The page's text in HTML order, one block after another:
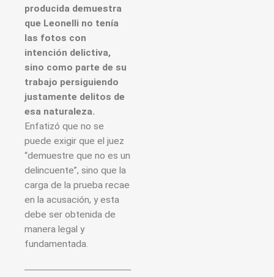
producida demuestra
que Leonelli no tenía
las fotos con
intención delictiva,
sino como parte de su
trabajo persiguiendo
justamente delitos de
esa naturaleza.
Enfatizó que no se
puede exigir que el juez
“demuestre que no es un
delincuente”, sino que la
carga de la prueba recae
en la acusación, y esta
debe ser obtenida de
manera legal y
fundamentada.